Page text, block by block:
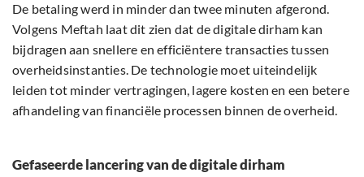
De betaling werd in minder dan twee minuten afgerond.
Volgens Meftah laat dit zien dat de digitale dirham kan
bijdragen aan snellere en efficiëntere transacties tussen
overheidsinstanties. De technologie moet uiteindelijk
leiden tot minder vertragingen, lagere kosten en een betere
afhandeling van financiële processen binnen de overheid.
Gefaseerde lancering van de digitale dirham